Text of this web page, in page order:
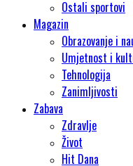
Ostali sportovi
Magazin
Obrazovanje i
Umjetnost i
Tehnologija
Zanimljivosti
Zabava
Zdravlje
Život
Hit Dana